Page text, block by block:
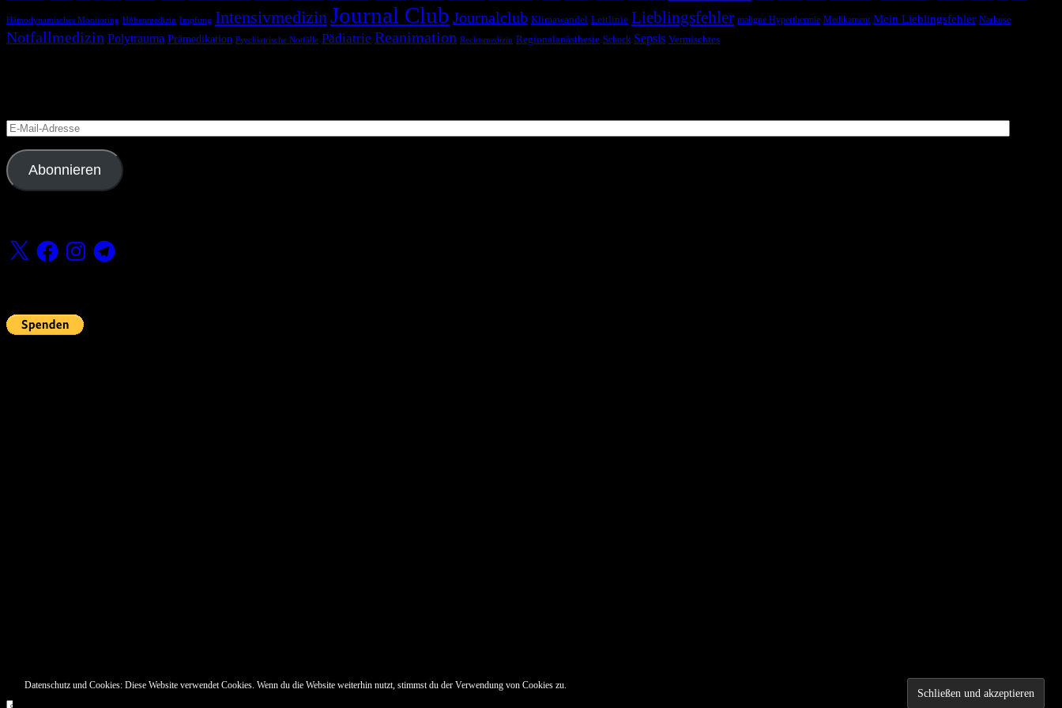
Hämodynamisches Monitoring Höhenmedizin Impfung Intensivmedizin Journal Club Journalclub Klimawandel Leitlinie Lieblingsfehler maligne Hyperthermie Medikament Mein Lieblingsfehler Narkose
Notfallmedizin Polytrauma Prämedikation Psychiatrische Notfälle Pädiatrie Reanimation Rechtsmedizin Regionalanästhesie Schock Sepsis Vermischtes
E-
Mail-
Adresse
Abonnieren
X FacebookInstagramTelegram
Suche
Datenschutz und Cookies: Diese Website verwendet Cookies. Wenn du die Website weiterhin nutzt, stimmst du der Verwendung von Cookies zu.